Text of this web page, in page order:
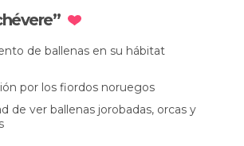
de ballenas en su hábitat
por los fiordos noruegos
de ver ballenas jorobadas, orcas y